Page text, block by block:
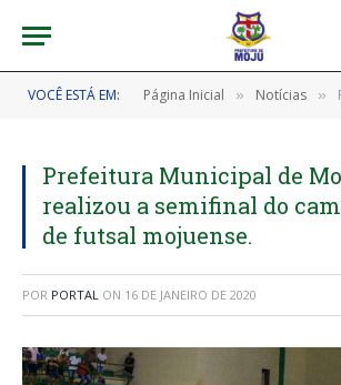
VOCÊ ESTÁ EM: Página Inicial » Notícias »
Prefeitura Municipal de
realizou a semifinal do
de futsal mojuense.
POR PORTAL ON 16 DE JANEIRO DE 2020